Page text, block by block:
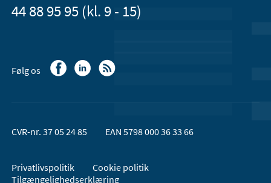
44 88 95 95 (kl. 9 - 15)
Følg os
CVR-nr. 37 05 24 85 EAN 5798 000 36 33 66
Privatlivspolitik
Cookie politik
Tilgængelighedserklæring